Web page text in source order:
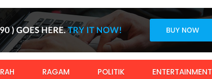
RAGAM POLITIK ENTERTAINMENT